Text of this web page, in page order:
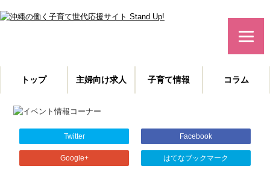
主婦特化型の求人情報と、子育てや教育に役立つコラムを発信。
沖縄の子育て世代、働くママを応援します！
トップ 主婦向け求人 子育て情報 コラム
Twitter Facebook
Google+ はてなブックマーク